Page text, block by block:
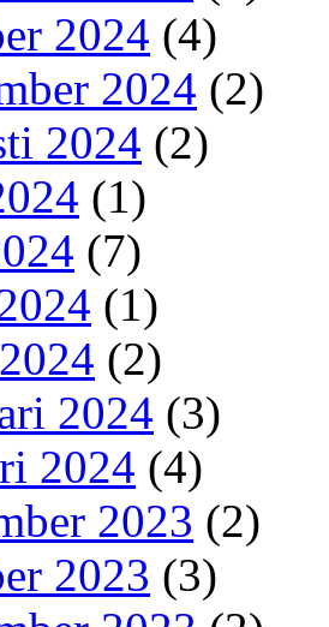
2024 (4)
2024 (2)
2024 (2)
(1)
(7)
(1)
(2)
2024 (3)
2024 (4)
2023 (2)
2023 (3)